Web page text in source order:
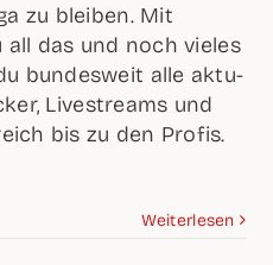
zu blei­ben. Mit
das und noch vie­les
bun­des­weit alle aktu­
Live­streams und
bis zu den Pro­fis.
Wei­ter­le­sen